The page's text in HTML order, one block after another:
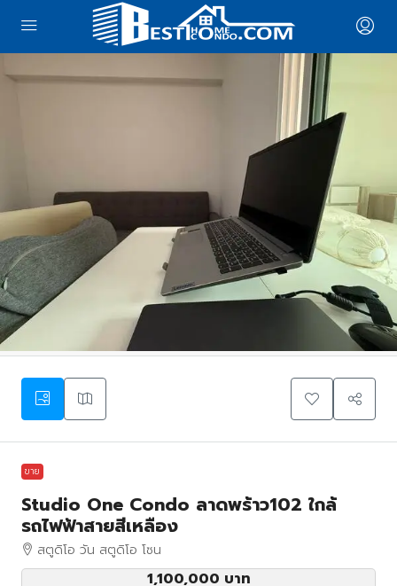
ขาย
Studio One Condo ลาดพร้าว102 ใกล้
รถไฟฟ้าสายสีเหลือง
สตูดิโอ วัน สตูดิโอ โซน
1,100,000 บาท